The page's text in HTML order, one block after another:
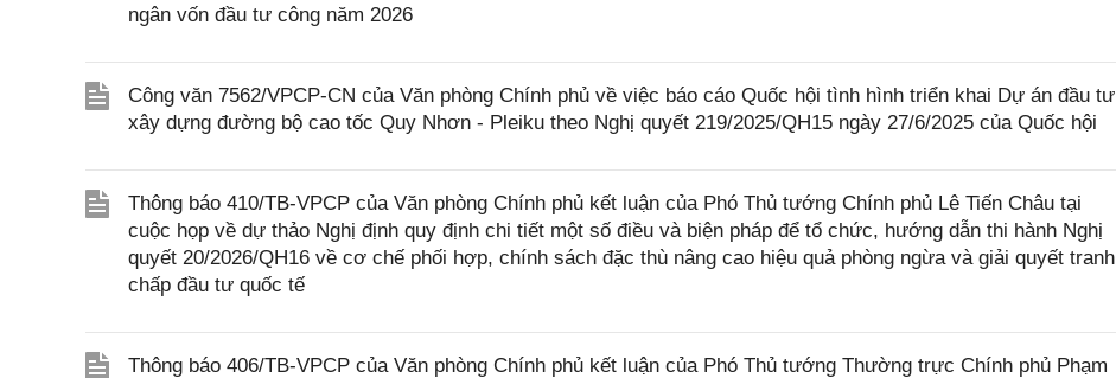
ngân vốn đầu tư công năm 2026
Công văn 7562/VPCP-CN của Văn phòng Chính phủ về việc báo cáo Quốc hội tình hình triển khai Dự án đầu tư
xây dựng đường bộ cao tốc Quy Nhơn - Pleiku theo Nghị quyết 219/2025/QH15 ngày 27/6/2025 của Quốc hội
Thông báo 410/TB-VPCP của Văn phòng Chính phủ kết luận của Phó Thủ tướng Chính phủ Lê Tiến Châu tại
cuộc họp về dự thảo Nghị định quy định chi tiết một số điều và biện pháp để tổ chức, hướng dẫn thi hành Nghị
quyết 20/2026/QH16 về cơ chế phối hợp, chính sách đặc thù nâng cao hiệu quả phòng ngừa và giải quyết tranh
chấp đầu tư quốc tế
Thông báo 406/TB-VPCP của Văn phòng Chính phủ kết luận của Phó Thủ tướng Thường trực Chính phủ Phạm